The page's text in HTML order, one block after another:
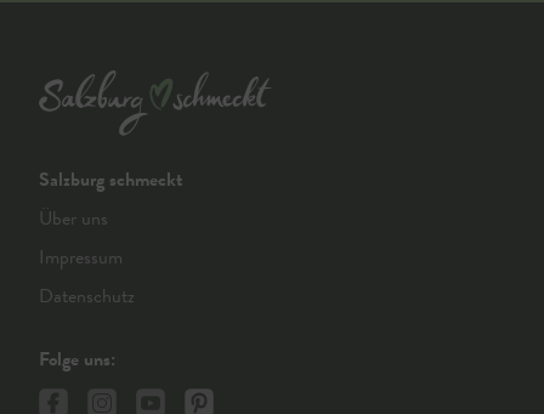
Salzburg schmeckt
Über uns
Impressum
Datenschutz
Folge uns: